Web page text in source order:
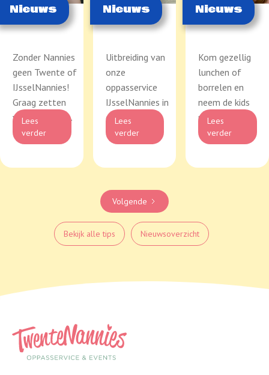
Nieuws
Zonder Nannies
geen Twente of
IJsselNannies!
Graag zetten
wij Nanny Me...
Lees
verder
Nieuws
Uitbreiding van
onze
oppasservice
IJsselNannies in
de regio
Deventer e...
Lees
verder
Nieuws
Kom gezellig
lunchen of
borrelen en
neem de kids
mee!
Lees
verder
Volgende
Bekijk alle tips Nieuwsoverzicht